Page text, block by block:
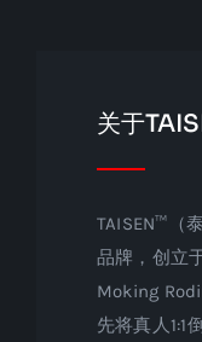
关于
TAISEN™（
品牌，创立
Moking
先将真人1:1